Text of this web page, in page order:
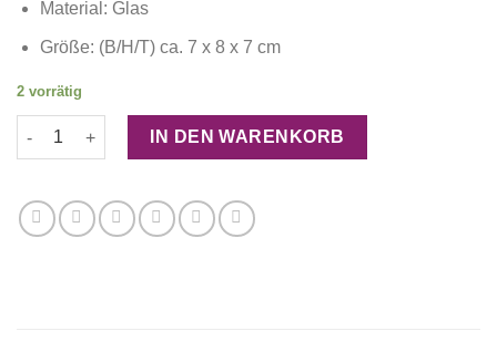
Material: Glas
Größe: (B/H/T) ca. 7 x 8 x 7 cm
2 vorrätig
Zauberhaftes Glas - Windlicht in weiß mit Herz (klein) Menge
IN DEN WARENKORB